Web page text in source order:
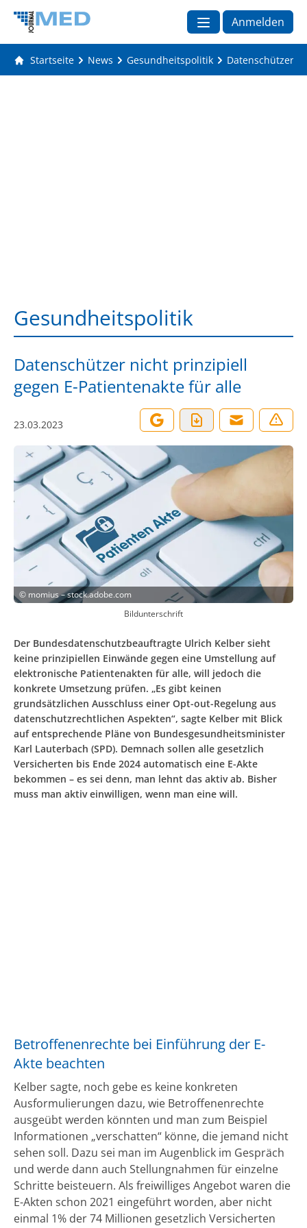
Anmelden
Startseite News Gesundheitspolitik Datenschützer
Gesundheitspolitik
Datenschützer nicht prinzipiell
gegen E-Patientenakte für alle
23.03.2023
© momius – stock.adobe.com
Bildunterschrift
Der Bundesdatenschutzbeauftragte Ulrich Kelber sieht
keine prinzipiellen Einwände gegen eine Umstellung auf
elektronische Patientenakten für alle, will jedoch die
konkrete Umsetzung prüfen. „Es gibt keinen
grundsätzlichen Ausschluss einer Opt-out-Regelung aus
datenschutzrechtlichen Aspekten“, sagte Kelber mit Blick
auf entsprechende Pläne von Bundesgesundheitsminister
Karl Lauterbach (SPD). Demnach sollen alle gesetzlich
Versicherten bis Ende 2024 automatisch eine E-Akte
bekommen – es sei denn, man lehnt das aktiv ab. Bisher
muss man aktiv einwilligen, wenn man eine will.
Betroffenenrechte bei Einführung der E-
Akte beachten
Kelber sagte, noch gebe es keine konkreten
Ausformulierungen dazu, wie Betroffenenrechte
ausgeübt werden könnten und man zum Beispiel
Informationen „verschatten“ könne, die jemand nicht
sehen soll. Dazu sei man im Augenblick im Gespräch
und werde dann auch Stellungnahmen für einzelne
Schritte beisteuern. Als freiwilliges Angebot waren die
E-Akten schon 2021 eingeführt worden, aber nicht
einmal 1% der 74 Millionen gesetzlich Versicherten